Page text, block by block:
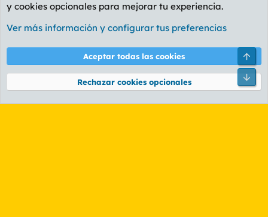
Etiquetas
Cookies
PL OLDSTYLE AMARILLO
Términos y reglas Política de privacidad Ayuda
Community platform by XenForo® © 2010-2026 XenForo Ltd.
y cookies opcionales para mejorar tu experiencia.
Ver más información y configurar tus preferencias
Aceptar todas las cookies
Rechazar cookies opcionales
Pie